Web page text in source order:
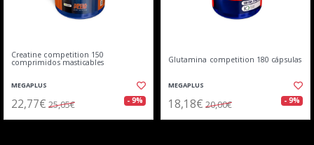
Creatine competition 150
comprimidos masticables
MEGAPLUS
22,77€ 25,05€ - 9%
Glutamina competition 180 cápsulas
MEGAPLUS
18,18€ 20,00€ - 9%